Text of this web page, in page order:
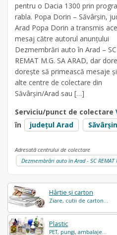
Hârtie și carton
Ziare, cutii de carton...
Plastic
PET, pungi, ambalaje...
pentru o Dacia 1300 prin
rabla. Popa Dorin – Săvârșin,
Arad Popa Dorin a transmis
mesaj către autorul anunțului
Dezmembrări auto în Arad – SC
REMAT M.G. SA ARAD, dar
dorește să primească mesaje
alte centre de colectare din
Săvârșin/Arad sau […]
Serviciu/punct de colectare
în
județul Arad Săvârşin
Adresată centrului de colectare
Dezmembrări auto în Arad - SC REMAT